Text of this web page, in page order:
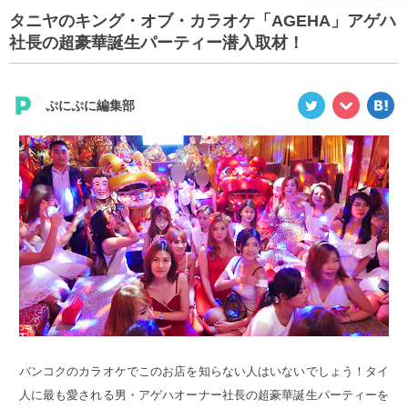
タニヤのキング・オブ・カラオケ「AGEHA」アゲハ
社長の超豪華誕生パーティー潜入取材！
ぷにぷに編集部
バンコクのカラオケでこのお店を知らない人はいないでしょう！タイ
人に最も愛される男・アゲハオーナー社長の超豪華誕生パーティーを